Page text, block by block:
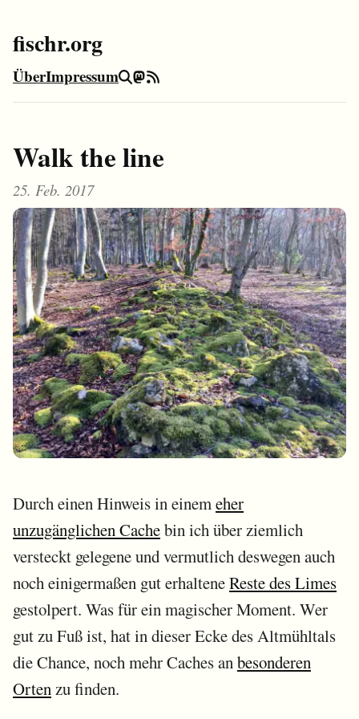
fischr.org
ÜberImpressumSuche
Mastodon
RSS-Feed
Walk the line
25. Feb. 2017
Durch einen Hinweis in einem eher
unzugänglichen Cachebin ich über ziemlich
versteckt gelegene und vermutlich deswegen auch
noch einigermaßen gut erhalteneReste des Limes
gestolpert. Was für ein magischer Moment. Wer
gut zu Fuß ist, hat in dieser Ecke des Altmühltals
die Chance, noch mehr Caches an besonderen
Orten zu finden.